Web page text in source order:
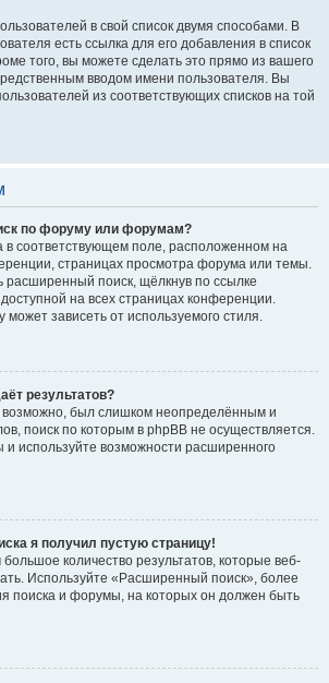
в свой список двумя способами. В
есть ссылка для его добавления в список
того, вы можете сделать это прямо из вашего
вводом имени пользователя. Вы
из соответствующих списков на той
по форуму или форумам?
в соответствующем поле, расположенном на
страницах просмотра форума или темы.
расширенный поиск, щёлкнув по ссылке
на всех страницах конференции.
может зависеть от используемого стиля.
результатов?
возможно, был слишком неопределённым и
поиск по которым в phpBB не осуществляется.
и используйте возможности расширенного
я получил пустую страницу!
количество результатов, которые веб-
Используйте «Расширенный поиск», более
поиска и форумы, на которых он должен быть